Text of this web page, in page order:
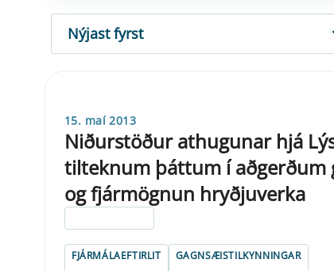
RÖÐUN
15. maí 2013
Niðurstöður athugunar hjá
tilteknum þáttum í
og fjármögnun hryðjuverka
FJÁRMÁLAEFTIRLIT GAGNSÆISTILKYNNINGAR